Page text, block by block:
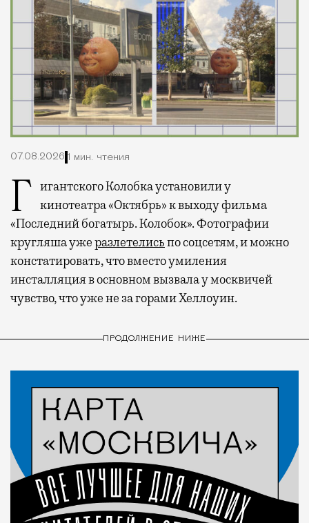
07.08.2026 1 мин. чтения
Гигантского Колобка установили у кинотеатра «Октябрь» к выходу фильма
«Последний богатырь. Колобок». Фотографии
кругляша ужеразлетелисьпо соцсетям, и можно
констатировать, что вместо умиления
инсталляция в основном вызвала у москвичей
чувство, что уже не за горами Хеллоуин.
ПРОДОЛЖЕНИЕ НИЖЕ